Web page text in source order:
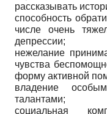
рассказывать
способность
числе очень
депрессии;
нежелание
чувства
форму активной
владение
талантами;
социальная